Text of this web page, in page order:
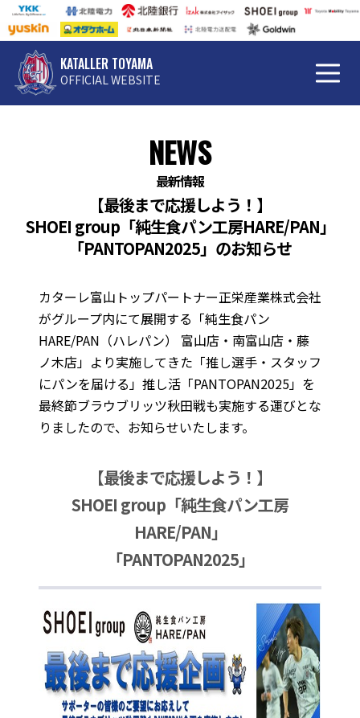
KATALLER TOYAMA
OFFICIAL WEBSITE
NEWS
最新情報
【最後まで応援しよう！】
SHOEI group「純生食パン工房HARE/PAN」
「PANTOPAN2025」のお知らせ
カターレ富山トップパートナー正栄産業株式会社
がグループ内にて展開する「純生食パン
HARE/PAN（ハレパン） 富山店・南富山店・藤
ノ木店」より実施してきた「推し選手・スタッフ
にパンを届ける」推し活「PANTOPAN2025」を
最終節ブラウブリッツ秋田戦も実施する運びとな
りましたので、お知らせいたします。
【最後まで応援しよう！】
SHOEI group「純生食パン工房
HARE/PAN」
「PANTOPAN2025」